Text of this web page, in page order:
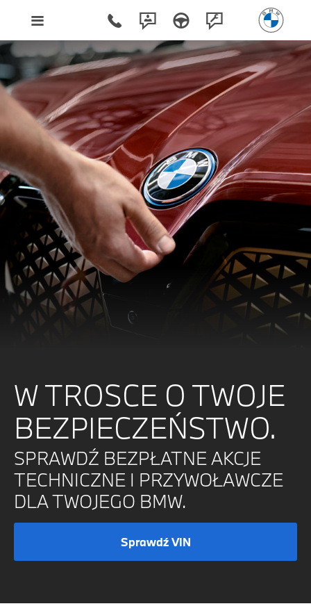
W TROSCE O TWOJE
BEZPIECZEŃSTWO.
SPRAWDŹ BEZPŁATNE AKCJE
TECHNICZNE I PRZYWOŁAWCZE
DLA TWOJEGO BMW.
Sprawdź VIN